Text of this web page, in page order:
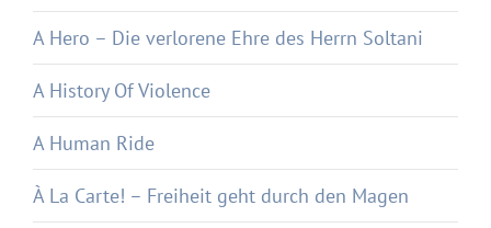
A Hero – Die verlorene Ehre des Herrn Soltani
A History Of Violence
A Human Ride
À La Carte! – Freiheit geht durch den Magen